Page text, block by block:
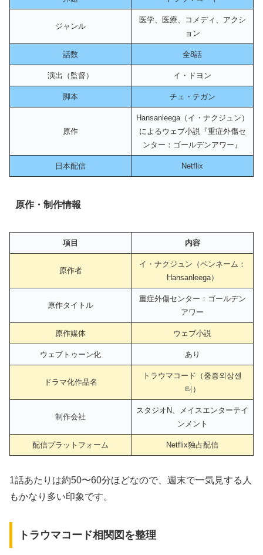
ジャンル
医学、医療、コメディ、アクシ
ョン
話数 全8話
演出（監督） イ・ドヨン
脚本 チェ・テガン
原作
Hansanleega（イ・ナクジュン）
によるウェブ小説『重症外傷セ
ンター：ゴールデンアワー』
日本配信 Netflix
原作・制作情報
項目 内容
原作者
イ・ナクジュン（ペンネーム：
Hansanleega）
原作タイトル
重症外傷センター：ゴールデン
アワー
原作媒体 ウェブ小説
ウェブトゥーン化 あり
ドラマ化作品名
トラウマコード（중증외상센
터）
制作会社
スタジオN、メイスエンターテイ
ンメント
配信プラットフォーム Netflix独占配信
1話あたりは約50〜60分ほどなので、週末で一気見する人
もかなり多い印象です。
トラウマコード相関図を整理